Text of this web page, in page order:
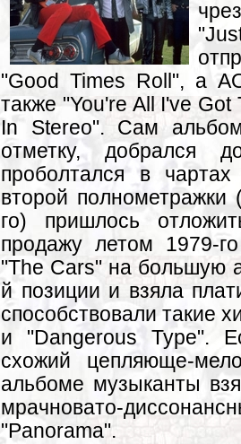
"Good Times Roll", а
также "You're All I've
In Stereo". Сам
отметку, добрался
проболтался в
второй
го) пришлось
продажу летом 1979-
"The Cars" на большую
й позиции и взяла
способствовали такие
и "Dangerous Type".
схожий цепляюще-
альбоме музыканты
мрачновато-
"Panorama".